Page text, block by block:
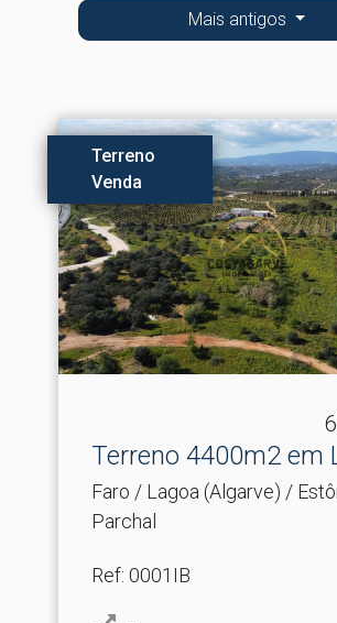
Mais antigos
Terreno
Venda
Terreno 4400m2 em
Faro / Lagoa (Algarve) /
Parchal
Ref: 0001IB